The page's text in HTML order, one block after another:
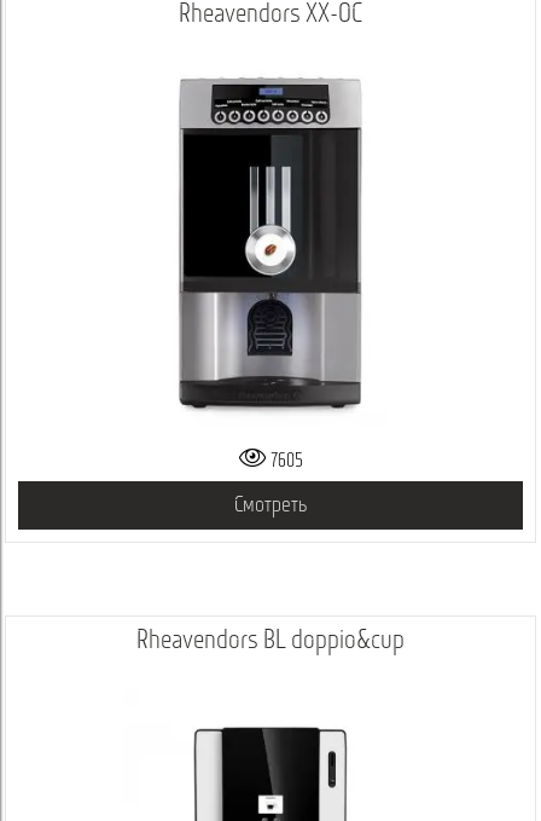
Rheavendors ХХ-ОС
7605
Смотреть
Rheavendors BL doppio&cup